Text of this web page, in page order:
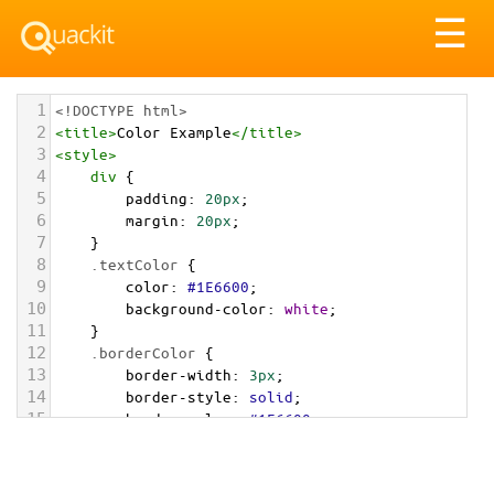
☰
1 <!DOCTYPE html>
2 <title>Color Example</title>
3 <style>
4 div {
5 padding: 20px;
6 margin: 20px;
7 }
8 .textColor {
9 color: #1E6600;
10 background-color: white;
11 }
12 .borderColor {
13 border-width: 3px;
14 border-style: solid;
15 border-color: #1E6600;